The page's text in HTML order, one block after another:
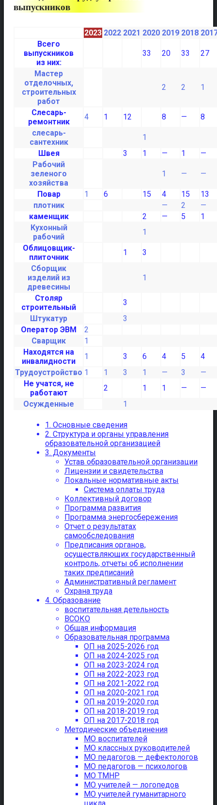
выпускников
2023 2022 2021 2020 2019 2018
Всего
выпускников
из них:
33 20 33 27
Мастер
отделочных,
строительных
работ
2 2 1
Слесарь-
ремонтник
4 1 12 8 —
8
слесарь-
сантехник
1
Швея
3 1 — 1
—
Рабочий
зеленого
хозяйства
1 — —
Повар 1 6 15 4 15
13
плотник
— 2
—
каменщик
2 — 5
1
Кухонный
рабочий
1
Облицовщик-
плиточник
1
3
Сборщик
изделий из
древесины
1
Столяр
строительный
3
Штукатур
3
Оператор ЭВМ
2
Сварщик
1
Находятся на
инвалидности
1 3 6 4 5
4
Трудоустройство 1 1 3 1 — 3
—
Не учатся, не
работают
2 1 1 —
—
Осужденные
1
1. Основные сведения
2. Структура и органы управления
образовательной организацией
3. Документы
Устав образовательной организации
Лицензии и свидетельства
Локальные нормативные акты
Система оплаты труда
Коллективный договор
Программа развития
Программа энергосбережения
Отчет о результатах
самообследования
Предписания органов,
осуществляющих государственный
контроль, отчеты об исполнении
таких предписаний
Административный регламент
Охрана труда
4. Образование
воспитательная детельность
ВСОКО
Общая информация
Образовательная программа
ОП на 2025-2026 год
ОП на 2024-2025 год
ОП на 2023-2024 год
ОП на 2022-2023 год
ОП на 2021-2022 год
ОП на 2020-2021 год
ОП на 2019-2020 год
ОП на 2018-2019 год
ОП на 2017-2018 год
Методические объединения
МО воспитателей
МО классных руководителей
МО педагогов — дефектологов
МО педагогов — психологов
МО ТМНР
МО учителей — логопедов
МО учителей гуманитарного